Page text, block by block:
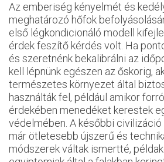
Az emberiség kényelmét és
meghatározó hőfok
első légkondicionáló modell
érdek feszítő kérdés volt. Ha
és szeretnénk bekalibrálni az
kell lépnünk egészen az őskorig,
természetes környezet által
használták fel, például amikor
érdekében menedéket kerestek
védelmében. A későbbi
már ötletesebb újszerű és
módszerek váltak ismertté,